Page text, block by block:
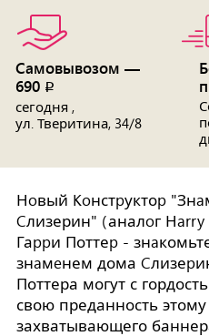
Самовывозом —
690 p
сегодня ,
ул. Тверитина, 34/8
Нoвый Koнстpуктоp
Cлизерин" (аналoг Нarry
Гаppи Поттеp -
знaмeнем дома
Поттера могут с
свою преданность
захватывающего